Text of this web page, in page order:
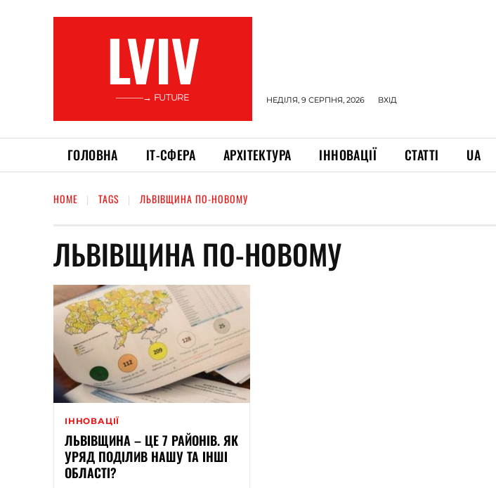
LVIV
———→ FUTURE НЕДІЛЯ, 9 СЕРПНЯ, 2026 ВХІД
ГОЛОВНА ІТ-СФЕРА АРХІТЕКТУРА ІННОВАЦІЇ СТАТТІ UA
HOME TAGS ЛЬВІВЩИНА ПО-НОВОМУ
ЛЬВІВЩИНА ПО-НОВОМУ
ІННОВАЦІЇ
ЛЬВІВЩИНА – ЦЕ 7 РАЙОНІВ. ЯК
УРЯД ПОДІЛИВ НАШУ ТА ІНШІ
ОБЛАСТІ?